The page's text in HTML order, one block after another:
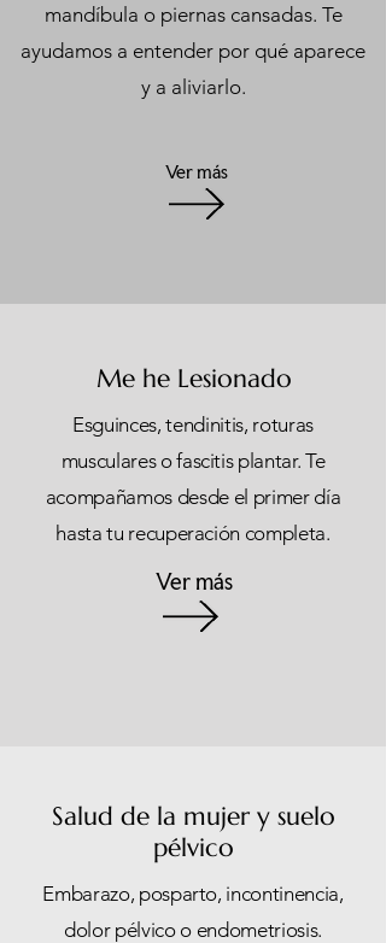
mandíbula o piernas cansadas. Te
ayudamos a entender por qué aparece
y a aliviarlo.
Ver más
Me he Lesionado
Esguinces, tendinitis, roturas
musculares o fascitis plantar. Te
acompañamos desde el primer día
hasta tu recuperación completa.
Ver más
Salud de la mujer y suelo
pélvico
Embarazo, posparto, incontinencia,
dolor pélvico o endometriosis.